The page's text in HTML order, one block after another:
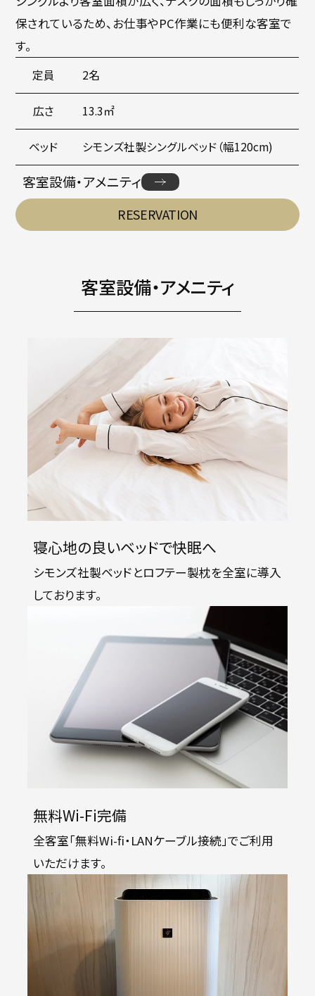
保されているため、お仕事やPC作業にも便利な客室で
す。
定員 2名
広さ 13.3㎡
ベッド シモンズ社製シングルベッド（幅120cm)
客室設備・アメニティ
RESERVATION
客室設備・アメニティ
寝心地の良いベッドで快眠へ
シモンズ社製ベッドとロフテー製枕を全室に導入
しております。
無料Wi-Fi完備
全客室「無料Wi-fi・LANケーブル接続」でご利用
いただけます。